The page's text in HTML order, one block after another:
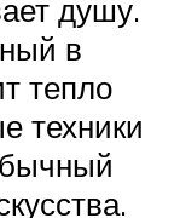
душу.
в
тепло
техники